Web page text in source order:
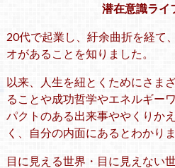
潜在意識ライ
20代で起業し、紆余曲折を経て
オがあることを知りました。
以来、人生を紐とくためにさま
ることや成功哲学やエネルギー
パクトのある出来事ややくりか
く、自分の内面にあるとわかりま
目に見える世界・目に見えない